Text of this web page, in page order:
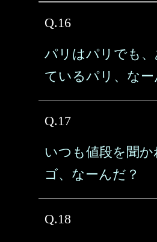
Q.16
パリはパリでも
ているパリ、なー
Q.17
いつも値段を聞か
ゴ、なーんだ？
Q.18